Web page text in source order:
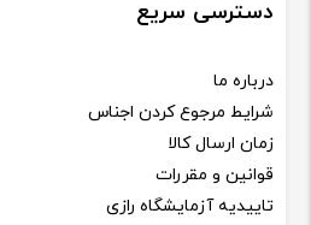
دسترسی سریع
درباره ما
شرایط مرجوع کردن اجناس
زمان ارسال کالا
قوانین و مقررات
تاییدیه آزمایشگاه رازی